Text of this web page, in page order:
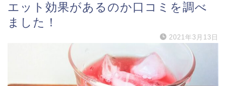
エット効果があるのか口コミを調べ
ました！
2021年3月13日